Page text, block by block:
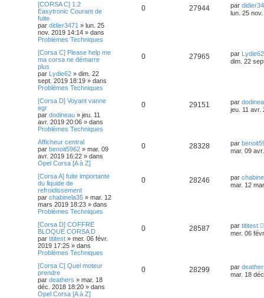
[CORSA C] 1.2
Easytronic Courant de
fuite
par didier3471 » lun. 25
nov. 2019 14:14 » dans
Problèmes Techniques
0 27944 par
lun. 25
[Corsa C] Please help me
ma corsa ne démarre
plus
par Lydie62 » dim. 22
sept. 2019 18:19 » dans
Problèmes Techniques
0 27965 par Lydie62
dim. 22
[Corsa D] Voyant vanne
egr
par dodineau » jeu. 11
avr. 2019 20:06 » dans
Problèmes Techniques
0 29151 par
jeu. 11 avr.
Afficheur central
par benoit5962 » mar. 09
avr. 2019 16:22 » dans
Opel Corsa [A à Z]
0 28328 par
mar. 09
[Corsa A] fuite importante
du liquide de
refroidissement
par chabinela35 » mar. 12
mars 2019 18:23 » dans
Problèmes Techniques
0 28246 par
mar. 12
[Corsa D] COFFRE
BLOQUE CORSA D
par tititest » mer. 06 févr.
2019 17:25 » dans
Problèmes Techniques
0 28587 par tititest
mer. 06
[Corsa C] Quel moteur
prendre
par deathers » mar. 18
déc. 2018 18:20 » dans
Opel Corsa [A à Z]
0 28299 par
mar. 18